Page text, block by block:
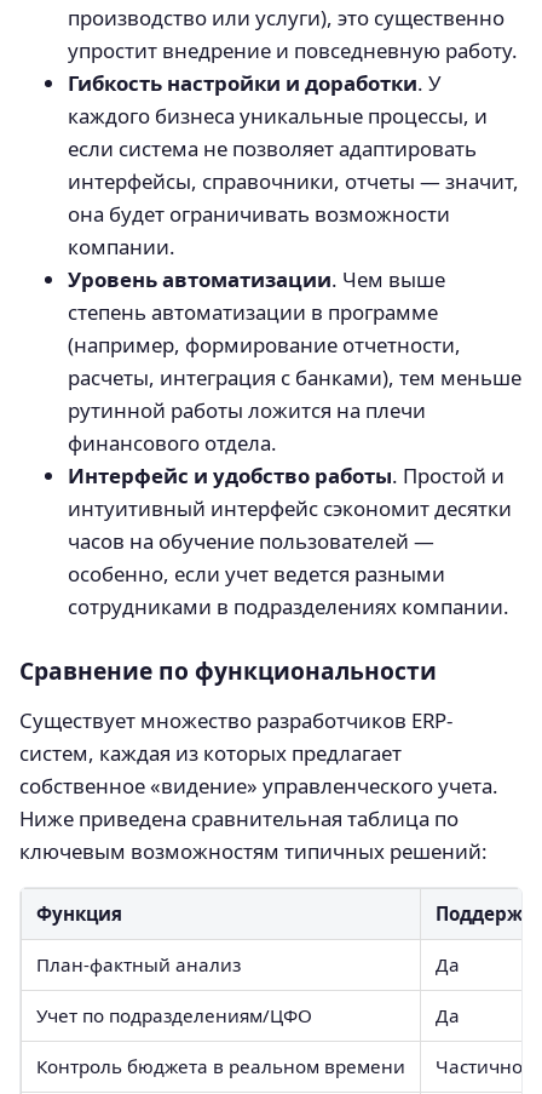
производство или услуги), это существенно
упростит внедрение и повседневную работу.
Гибкость настройки и доработки. У
каждого бизнеса уникальные процессы, и
если система не позволяет адаптировать
интерфейсы, справочники, отчеты — значит,
она будет ограничивать возможности
компании.
Уровень автоматизации. Чем выше
степень автоматизации в программе
(например, формирование отчетности,
расчеты, интеграция с банками), тем меньше
рутинной работы ложится на плечи
финансового отдела.
Интерфейс и удобство работы. Простой и
интуитивный интерфейс сэкономит десятки
часов на обучение пользователей —
особенно, если учет ведется разными
сотрудниками в подразделениях компании.
Сравнение по функциональности
Существует множество разработчиков ERP-
систем, каждая из которых предлагает
собственное «видение» управленческого учета.
Ниже приведена сравнительная таблица по
ключевым возможностям типичных решений:
Функция
План-фактный анализ Да
Учет по подразделениям/ЦФО Да
Контроль бюджета в реальном времени Частично